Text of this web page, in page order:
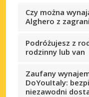
Czy można
Alghero z
Podróżujesz z
rodzinny lub van
Zaufany
DoYouItaly:
niezawodni